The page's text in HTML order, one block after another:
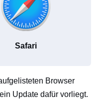
Safari
Browser
Update dafür vorliegt.